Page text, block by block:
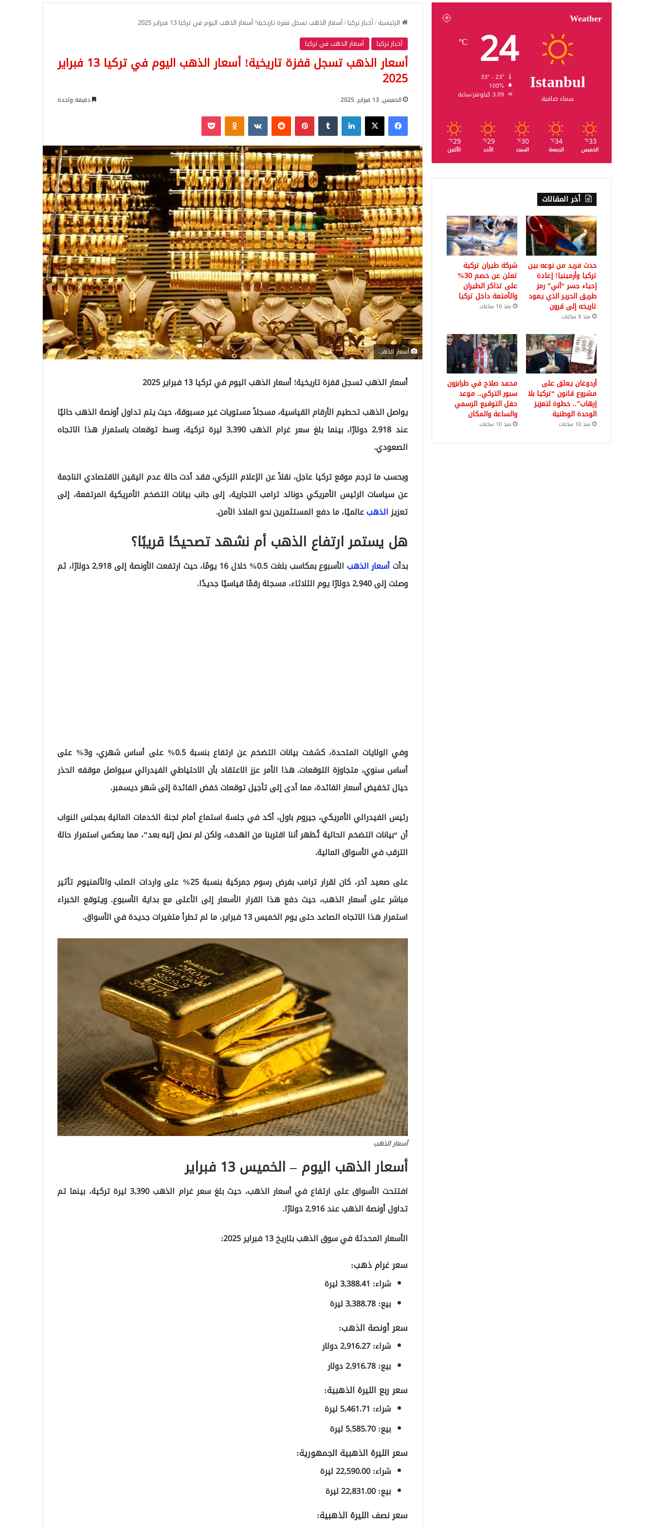
الرئيسية/أخبار تركيا/أسعار الذهب تسجل قفزة تاريخية! أسعار الذهب اليوم في تركيا 13 فبراير 2025
أخبار تركيا
أسعار الذهب في تركيا
أسعار الذهب تسجل قفزة تاريخية! أسعار الذهب اليوم في تركيا 13 فبراير
2025
الخميس, 13 فبراير, 2025 دقيقة واحدة
فيسبوك‫X لينكدإن بينتيريست Odnoklassniki
‫Pocket
أسعار الذهب
أسعار الذهب تسجل قفزة تاريخية! أسعار الذهب اليوم في تركيا 13 فبراير 2025
يواصل الذهب تحطيم الأرقام القياسية، مسجلاً مستويات غير مسبوقة، حيث يتم تداول أونصة الذهب حاليًا
عند 2,918 دولارًا، بينما بلغ سعر غرام الذهب 3,390 ليرة تركية، وسط توقعات باستمرار هذا الاتجاه
الصعودي.
وبحسب ما ترجم موقع تركيا عاجل، نقلاً عن الإعلام التركي، فقد أدت حالة عدم اليقين الاقتصادي الناجمة
عن سياسات الرئيس الأمريكي دونالد ترامب التجارية، إلى جانب بيانات التضخم الأمريكية المرتفعة، إلى
تعزيزالذهبعالميًا، ما دفع المستثمرين نحو الملاذ الآمن.
هل يستمر ارتفاع الذهب أم نشهد تصحيحًا قريبًا؟
بدأتأسعار الذهب
الأسبوع بمكاسب بلغت 0.5% خلال 16 يومًا، حيث ارتفعت الأونصة إلى 2,918 دولارًا، ثم
وصلت إلى 2,940 دولارًا يوم الثلاثاء، مسجلة رقمًا قياسيًا جديدًا.
وفي الولايات المتحدة، كشفت بيانات التضخم عن ارتفاع بنسبة 0.5% على أساس شهري، و3% على
أساس سنوي، متجاوزة التوقعات. هذا الأمر عزز الاعتقاد بأن الاحتياطي الفيدرالي سيواصل موقفه الحذر
حيال تخفيض أسعار الفائدة، مما أدى إلى تأجيل توقعات خفض الفائدة إلى شهر ديسمبر.
رئيس الفيدرالي الأمريكي، جيروم باول، أكد في جلسة استماع أمام لجنة الخدمات المالية بمجلس النواب
أن “بيانات التضخم الحالية تُظهر أننا اقتربنا من الهدف، ولكن لم نصل إليه بعد”، مما يعكس استمرار حالة
الترقب في الأسواق المالية.
على صعيد آخر، كان لقرار ترامب بفرض رسوم جمركية بنسبة 25% على واردات الصلب والألمنيوم تأثير
مباشر على أسعار الذهب، حيث دفع هذا القرار الأسعار إلى الأعلى مع بداية الأسبوع. ويتوقع الخبراء
استمرار هذا الاتجاه الصاعد حتى يوم الخميس 13 فبراير، ما لم تطرأ متغيرات جديدة في الأسواق.
أسعار الذهب
أسعار الذهب اليوم – الخميس 13 فبراير
افتتحت الأسواق على ارتفاع في أسعار الذهب، حيث بلغ سعر غرام الذهب 3,390 ليرة تركية، بينما تم
تداول أونصة الذهب عند 2,916 دولارًا.
الأسعار المحدثة في سوق الذهب بتاريخ 13 فبراير 2025:
سعر غرام ذهب:
شراء: 3,388.41 ليرة
بيع: 3,388.78 ليرة
سعر أونصة الذهب:
شراء: 2,916.27 دولار
بيع: 2,916.78 دولار
سعر ربع الليرة الذهبية:
شراء: 5,461.71 ليرة
بيع: 5,585.70 ليرة
سعر الليرة الذهبية الجمهورية:
شراء: 22,590.00 ليرة
بيع: 22,831.00 ليرة
سعر نصف الليرة الذهبية:
Weather
Istanbul
سماء صافية
24
℃
100%
3.09 كيلومتر/ساعة
33
℃
الخميس
34
℃
الجمعة
30
℃
السبت
29
℃
الأحد
29
℃
الأثنين
أخر المقالات
حدث فريد من نوعه بين
تركيا وأرمينيا! إعادة
إحياء جسر “آني” رمز
طريق الحرير الذي يعود
تاريخه إلى قرون
منذ 9 ساعات
شركة طيران تركية
تعلن عن خصم 30%
على تذاكر الطيران
والأمتعة داخل تركيا
منذ 10 ساعات
أردوغان يعلق على
مشروع قانون “تركيا بلا
إرهاب”.. خطوة لتعزيز
الوحدة الوطنية
منذ 10 ساعات
محمد صلاح في طرابزون
سبور التركي.. موعد
حفل التوقيع الرسمي
والساعة والمكان
منذ 10 ساعات